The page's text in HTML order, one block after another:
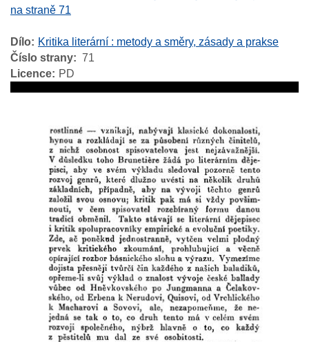
na straně 71
Dílo
Kritika literární : metody a směry, zásady a prakse
Číslo strany
71
Licence
PD